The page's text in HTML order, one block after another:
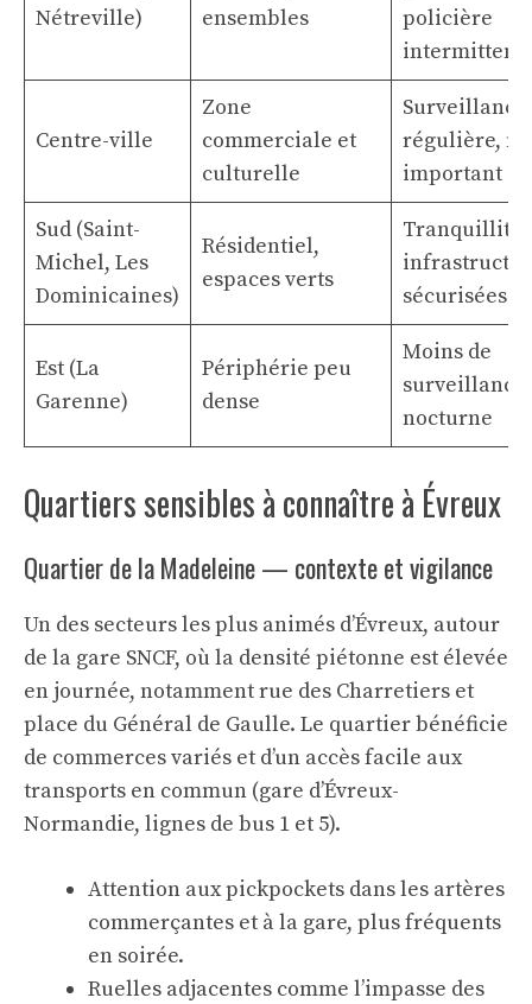
Nétreville)
ensembles
policière
Centre-ville
Zone
commerciale et
culturelle
Surveillance
régulière,
important
Sud (Saint-
Michel, Les
Dominicaines)
Résidentiel,
espaces verts
Tranquillité,
sécurisées
Est (La
Garenne)
Périphérie peu
dense
Moins de
surveillance
nocturne
Quartiers sensibles à connaître à Évreux
Quartier de la Madeleine — contexte et vigilance
Un des secteurs les plus animés d’Évreux, autour
de la gare SNCF, où la densité piétonne est élevée
en journée, notamment rue des Charretiers et
place du Général de Gaulle. Le quartier bénéficie
de commerces variés et d’un accès facile aux
transports en commun (gare d’Évreux-
Normandie, lignes de bus 1 et 5).
Attention aux pickpockets dans les artères
commerçantes et à la gare, plus fréquents
en soirée.
Ruelles adjacentes comme l’impasse des